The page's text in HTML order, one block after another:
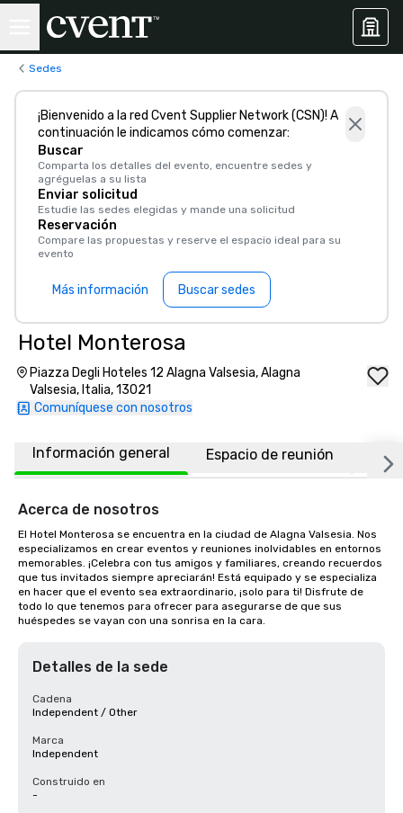
Sedes
¡Bienvenido a la red Cvent Supplier Network (CSN)! A
continuación le indicamos cómo comenzar:
Buscar
Comparta los detalles del evento, encuentre sedes y
agréguelas a su lista
Enviar solicitud
Estudie las sedes elegidas y mande una solicitud
Reservación
Compare las propuestas y reserve el espacio ideal para su
evento
Más información Buscar sedes
Hotel Monterosa
Piazza Degli Hoteles 12 Alagna Valsesia, Alagna
Valsesia, Italia, 13021
Comuníquese con nosotros
Información general Espacio de reunión
Acerca de nosotros
El Hotel Monterosa se encuentra en la ciudad de Alagna Valsesia. Nos
especializamos en crear eventos y reuniones inolvidables en entornos
memorables. ¡Celebra con tus amigos y familiares, creando recuerdos
que tus invitados siempre apreciarán! Está equipado y se especializa
en hacer que el evento sea extraordinario, ¡solo para ti! Disfrute de
todo lo que tenemos para ofrecer para asegurarse de que sus
huéspedes se vayan con una sonrisa en la cara.
Detalles de la sede
Cadena
Independent / Other
Marca
Independent
Construido en
-